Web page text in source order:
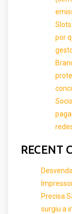
por
RECENT
Precisa
surgiu a